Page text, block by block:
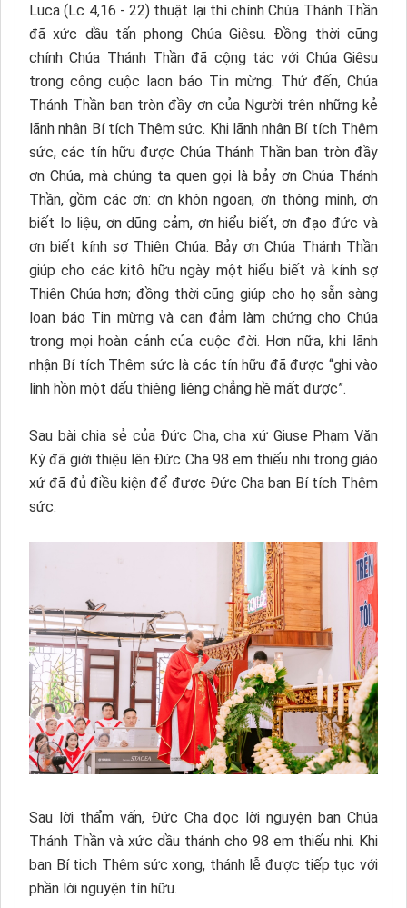
Luca (Lc 4,16 - 22) thuật lại thì chính Chúa Thánh Thần
đã xức dầu tấn phong Chúa Giêsu. Đồng thời cũng
chính Chúa Thánh Thần đã cộng tác với Chúa Giêsu
trong công cuộc laon báo Tin mừng. Thứ đến, Chúa
Thánh Thần ban tròn đầy ơn của Người trên những kẻ
lãnh nhận Bí tích Thêm sức. Khi lãnh nhận Bí tích Thêm
sức, các tín hữu được Chúa Thánh Thần ban tròn đầy
ơn Chúa, mà chúng ta quen gọi là bảy ơn Chúa Thánh
Thần, gồm các ơn: ơn khôn ngoan, ơn thông minh, ơn
biết lo liệu, ơn dũng cảm, ơn hiểu biết, ơn đạo đức và
ơn biết kính sợ Thiên Chúa. Bảy ơn Chúa Thánh Thần
giúp cho các kitô hữu ngày một hiểu biết và kính sợ
Thiên Chúa hơn; đồng thời cũng giúp cho họ sẵn sàng
loan báo Tin mừng và can đảm làm chứng cho Chúa
trong mọi hoàn cảnh của cuộc đời. Hơn nữa, khi lãnh
nhận Bí tích Thêm sức là các tín hữu đã được “ghi vào
linh hồn một dấu thiêng liêng chẳng hề mất được”.
Sau bài chia sẻ của Đức Cha, cha xứ Giuse Phạm Văn
Kỳ đã giới thiệu lên Đức Cha 98 em thiếu nhi trong giáo
xứ đã đủ điều kiện để được Đức Cha ban Bí tích Thêm
sức.
Sau lời thẩm vấn, Đức Cha đọc lời nguyện ban Chúa
Thánh Thần và xức dầu thánh cho 98 em thiếu nhi. Khi
ban Bí tich Thêm sức xong, thánh lễ được tiếp tục với
phần lời nguyện tín hữu.